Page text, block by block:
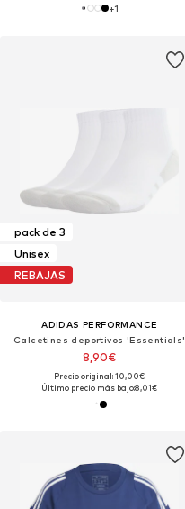
+1
pack de 3
Unisex
REBAJAS
ADIDAS PERFORMANCE
Calcetines deportivos 'Essentials'
8,90€
Precio original: 10,00€
Último precio más bajo:8,01€